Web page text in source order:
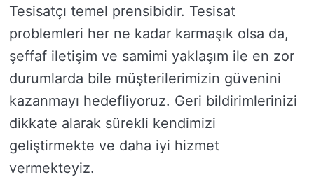
Tesisatçı temel prensibidir. Tesisat
problemleri her ne kadar karmaşık olsa da,
şeffaf iletişim ve samimi yaklaşım ile en zor
durumlarda bile müşterilerimizin güvenini
kazanmayı hedefliyoruz. Geri bildirimlerinizi
dikkate alarak sürekli kendimizi
geliştirmekte ve daha iyi hizmet
vermekteyiz.